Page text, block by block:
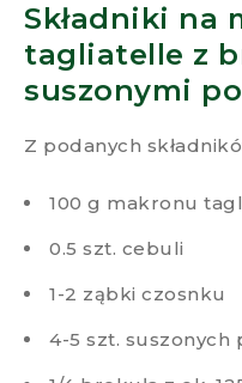
Składniki na
tagliatelle z
suszonymi
Z podanych
100 g makronu
0.5 szt. cebuli
1-2 ząbki czosnku
4-5 szt. suszonych